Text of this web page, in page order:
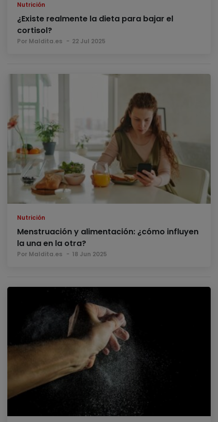
Nutrición
¿Existe realmente la dieta para bajar el
cortisol?
Por Maldita.es 22 Jul 2025
Nutrición
Menstruación y alimentación: ¿cómo influyen
la una en la otra?
Por Maldita.es 18 Jun 2025